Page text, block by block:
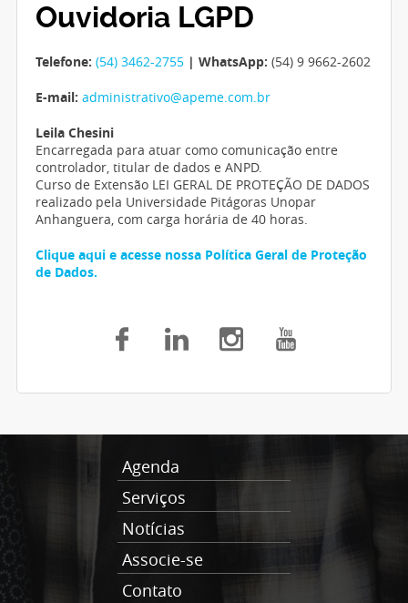
Ouvidoria LGPD
Telefone: (54) 3462-2755 | WhatsApp: (54) 9 9662-2602
E-mail: administrativo@apeme.com.br
Leila Chesini
Encarregada para atuar como comunicação entre
controlador, titular de dados e ANPD.
Curso de Extensão LEI GERAL DE PROTEÇÃO DE DADOS
realizado pela Universidade Pitágoras Unopar
Anhanguera, com carga horária de 40 horas.
Clique aqui e acesse nossa Política Geral de Proteção
de Dados.
Agenda
Serviços
Notícias
Associe-se
Contato